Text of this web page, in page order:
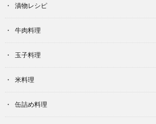
漬物レシピ
牛肉料理
玉子料理
米料理
缶詰め料理